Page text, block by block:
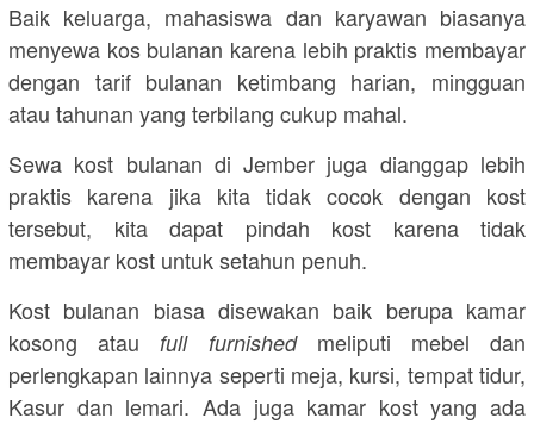
Baik keluarga, mahasiswa dan karyawan biasanya
menyewa kos bulanan karena lebih praktis membayar
dengan tarif bulanan ketimbang harian, mingguan
atau tahunan yang terbilang cukup mahal.
Sewa kost bulanan di Jember juga dianggap lebih
praktis karena jika kita tidak cocok dengan kost
tersebut, kita dapat pindah kost karena tidak
membayar kost untuk setahun penuh.
Kost bulanan biasa disewakan baik berupa kamar
kosong ataufull furnished meliputi mebel dan
perlengkapan lainnya seperti meja, kursi, tempat tidur,
Kasur dan lemari. Ada juga kamar kost yang ada